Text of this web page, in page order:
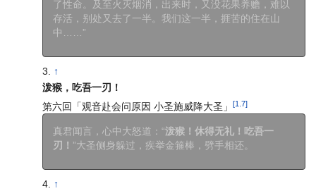
了性命。及至火灭烟消，出来时，又没花果养赡，难以
存活，别处又去了一半。我们这一半，捱苦的住在山
中……”
↑
泼猴，吃吾一刃！
第六回「观音赴会问原因 小圣施威降大圣」
[1.7]
真君闻言，心中大怒道：“泼猴！休得无礼！吃吾一
刃！ ”大圣侧身躲过，疾举金箍棒，劈手相还。
↑